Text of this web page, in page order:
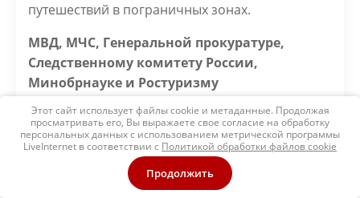
путешествий в пограничных зонах.
МВД, МЧС, Генеральной прокуратуре,
Следственному комитету России,
Минобрнауке и Ростуризму
В обязательном порядке на своих сайтах
размещать информацию о произошедших ЧП в
детских туристских группах с анализом
обстоятельств и причин, вызвавших эти
Этот сайт использует файлы cookie и метаданные. Продолжая
просматривать его, Вы выражаете свое согласие на обработку
персональных данных с использованием метрической программы
LiveInternet в соответствии с Политикой обработки файлов cookie
Продолжить